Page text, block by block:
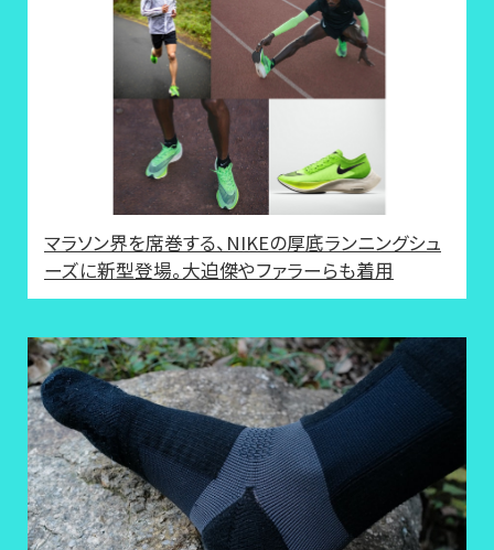
マラソン界を席巻する、NIKEの厚底ランニングシュ
ーズに新型登場。大迫傑やファラーらも着用